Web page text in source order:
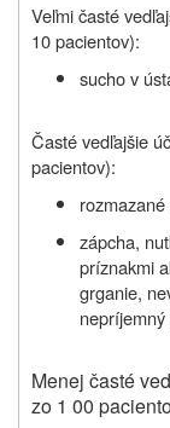
Veľmi časté
10 pacientov):
sucho v
Časté vedľajšie
pacientov):
zápcha,
príznakmi
grganie,
Menej časté
zo 1 00